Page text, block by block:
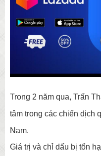
Trong 2 năm qua, Trấn
tâm trong các chiến dịch
Nam.
Giá trị và chỉ dấu bị tổn